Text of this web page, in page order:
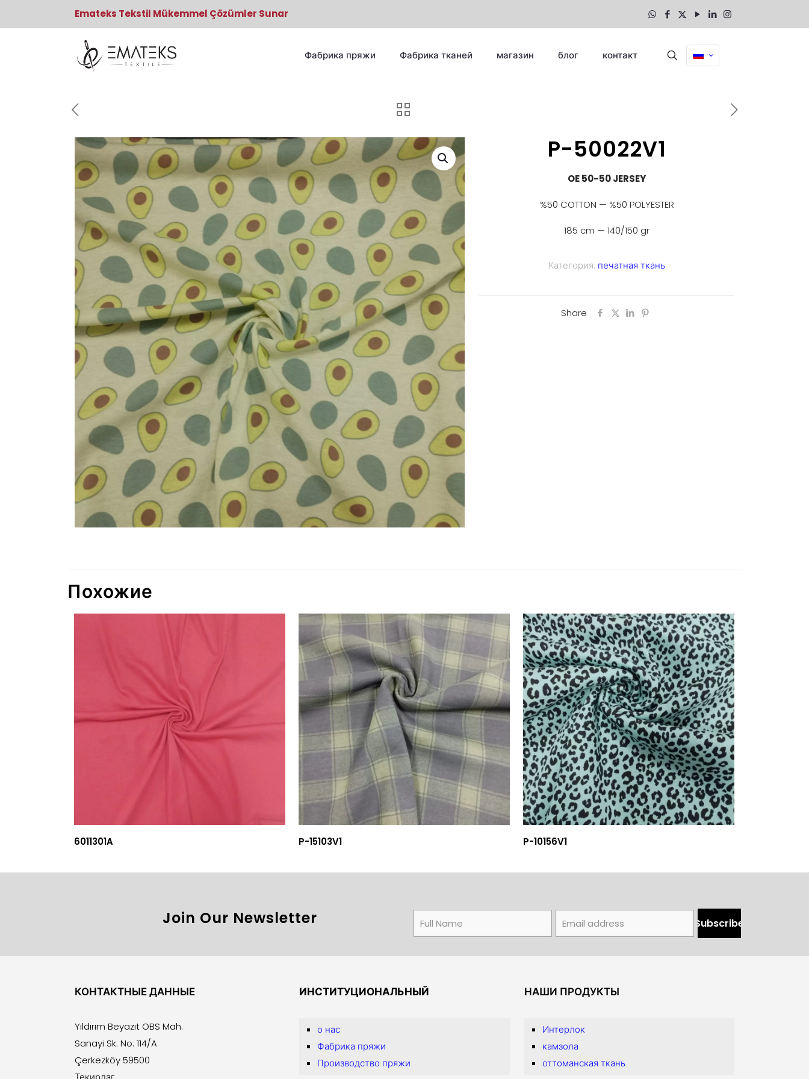
Emateks Tekstil Mükemmel Çözümler Sunar
Фабрика пряжи Фабрика тканей магазин блог контакт
P-50022V1
OE 50-50 JERSEY
%50 COTTON — %50 POLYESTER
185 cm — 140/150 gr
Категория: печатная ткань
Share
Похожие
6011301A P-15103V1 P-10156V1
Join Our Newsletter
КОНТАКТНЫЕ ДАННЫЕ
Yıldırım Beyazıt OBS Mah.
Sanayi Sk. No: 114/A
Çerkezköy 59500
ИНСТИТУЦИОНАЛЬНЫЙ
о нас
Фабрика пряжи
Производство пряжи
НАШИ ПРОДУКТЫ
Интерлок
камзола
оттоманская ткань